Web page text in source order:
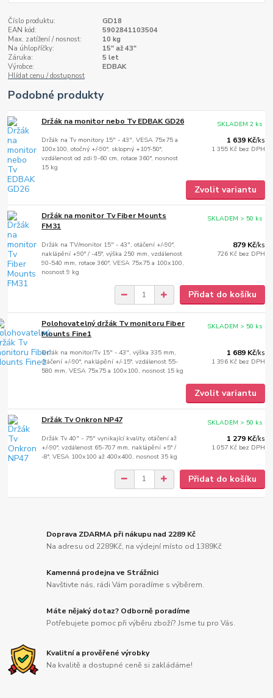
Číslo produktu:
GD18
EAN kód:
5902841103504
Max. zatížení / nosnost:
10 kg
Na úhlopříčky:
15" až 43"
Záruka:
5 let
Výrobce:
EDBAK
Hlídat cenu / dostupnost
Podobné produkty
Držák na monitor nebo Tv EDBAK GD26
Držák na Tv monitory 15" - 43", VESA 75x75 a
100x100, otočný +/-90°, sklopný +10°/-50°,
vzdálenost od zdi 9-60 cm, rotace 360°, nosnost
15 kg
1 639 Kč/ks
1 355 Kč bez DPH
SKLADEM 2 ks
Zvolit variantu
Držák na monitor Tv Fiber Mounts
FM31
Držák na TV/monitor 15" - 43", otáčení +/-90°,
naklápění +90° / -45°, výška 250 mm, vzdálenost
90-540 mm, rotace 360°, VESA 75x75 a 100x100,
nosnost 9 kg
879 Kč/ks
726 Kč bez DPH
SKLADEM > 50 ks
Přidat do košíku
Polohovatelný držák Tv monitoru Fiber
Mounts Fine1
Držák na monitor/Tv 15" - 43", výška 335 mm,
otáčení +/-90°, naklápění +/-15°, vzdálenost 55-
580 mm, VESA 75x75 a 100x100, nosnost 15 kg
1 689 Kč/ks
1 396 Kč bez DPH
SKLADEM > 50 ks
Zvolit variantu
Držák Tv Onkron NP47
Držák Tv 40" - 75" vynikající kvality, otáčení až
+/-90°, vzdálenost 65-707 mm, naklápění +5° /
-8°, VESA 100x100 až 400x400, nosnost 35 kg
1 279 Kč/ks
1 057 Kč bez DPH
SKLADEM > 50 ks
Přidat do košíku
Doprava ZDARMA při nákupu nad 2289 Kč
Na adresu od 2289Kč, na výdejní místo od 1389Kč
Kamenná prodejna ve Strážnici
Navštivte nás, rádi Vám poradíme s výběrem.
Máte nějaký dotaz? Odborně poradíme
Potřebujete pomoc při výběru zboží? Jsme tu pro Vás.
Kvalitní a prověřené výrobky
Na kvalitě a dostupné ceně si zakládáme!